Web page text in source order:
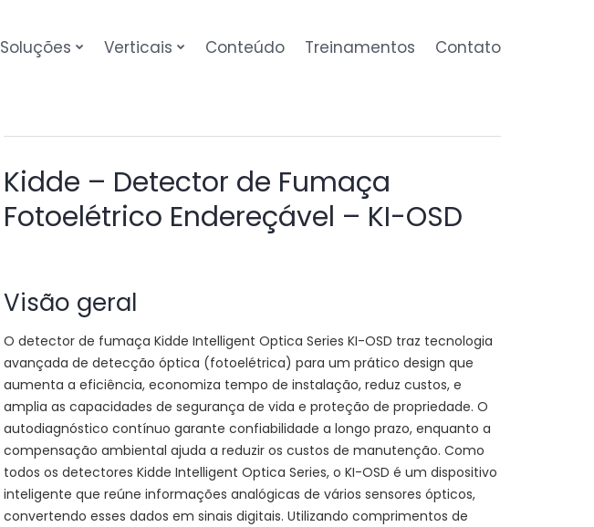
Soluções Verticais Conteúdo Treinamentos Contato
Kidde – Detector de Fumaça
Fotoelétrico Endereçável – KI-OSD
Visão geral
O detector de fumaça Kidde Intelligent Optica Series KI-OSD traz tecnologia
avançada de detecção óptica (fotoelétrica) para um prático design que
aumenta a eficiência, economiza tempo de instalação, reduz custos, e
amplia as capacidades de segurança de vida e proteção de propriedade. O
autodiagnóstico contínuo garante confiabilidade a longo prazo, enquanto a
compensação ambiental ajuda a reduzir os custos de manutenção. Como
todos os detectores Kidde Intelligent Optica Series, o KI-OSD é um dispositivo
inteligente que reúne informações analógicas de vários sensores ópticos,
convertendo esses dados em sinais digitais. Utilizando comprimentos de